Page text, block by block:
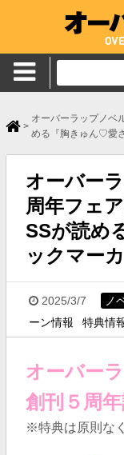
>
オーバーラップノベ
める『胸きゅん♡愛
オーバー
周年フェ
SSが読め
ックマー
2025/3/7 ノ
ーン情報
特典情
オーバー
創刊５周
※特典は原則な